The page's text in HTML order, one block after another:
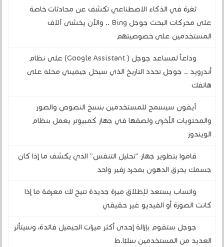
ثغرة في الذكاء الاصطناعي تكشف عن محادثات خاصة
على محركات البحث جوجل Bing .. والآن يخشى آلاف
المستخدمين على خصوصيتهم
وداعاً لمساعد جوجل ( Google Assistant) على نظام
أندرويد .. جوجل تحدد التاريخ الذي سيحل جيميني محله على
هاتفك
آيفون سيسمح للمستخدمين بنسخ النصوص والصور
والمحتويات الأخرى ولصقها في جهاز كمبيوتر يعمل بنظام
الويندوز
قاموا بتطوير جهاز "تحليل التنفس" الذي يكشف ما إذا كان
جسمك يحرق الدهون بمجرد زفير واحد
واتساب يستعد لإطلاق ميزة جديدة تتيح لك معرفة ما إذا
كانت الصورة أو الفيديو غير حقيقي
جوجل ستقوم بإزالة إحدى أكثر ميزات الجيميل فائدة، وسيتأثر
العديد من المستخدمين سلبًا.ط